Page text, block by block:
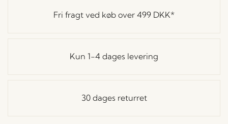
Fri fragt ved køb over 499 DKK*
Kun 1-4 dages levering
30 dages returret